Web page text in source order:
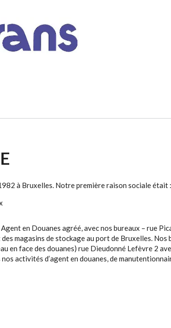
à Bruxelles. Notre première raison sociale était :
en Douanes agréé, avec nos bureaux – rue
des magasins de stockage au port de Bruxelles.
en face des douanes) rue Dieudonné Lefèvre 2
activités d’agent en douanes, de